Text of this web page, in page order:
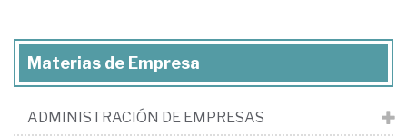
Materias de Empresa
ADMINISTRACIÓN DE EMPRESAS